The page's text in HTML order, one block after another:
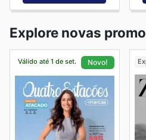
Explore novas
Válido até 1 de set. Novo!